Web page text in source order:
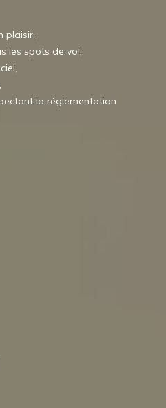
plaisir,
les spots de vol,
la réglementation